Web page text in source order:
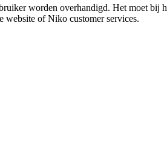
worden overhandigd. Het moet
website of Niko customer services.